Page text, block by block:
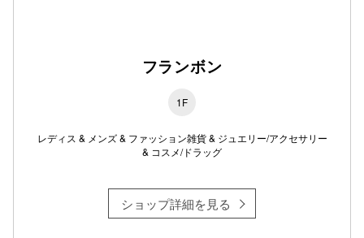
フランボン
1F
レディス & メンズ & ファッション雑貨 & ジュエリー/アクセサリー
& コスメ/ドラッグ
ショップ詳細を見る